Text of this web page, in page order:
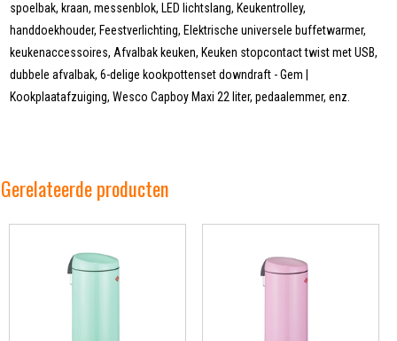
spoelbak, kraan, messenblok, LED lichtslang, Keukentrolley,
handdoekhouder, Feestverlichting, Elektrische universele buffetwarmer,
keukenaccessoires, Afvalbak keuken, Keuken stopcontact twist met USB,
dubbele afvalbak, 6-delige kookpottenset downdraft - Gem |
Kookplaatafzuiging, Wesco Capboy Maxi 22 liter, pedaalemmer, enz.
Gerelateerde producten